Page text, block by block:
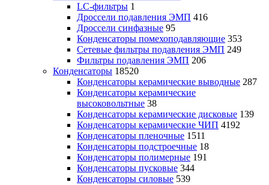
LC-фильтры 1
Дроссели подавления ЭМП 416
Дроссели синфазные 95
Конденсаторы помехоподавляющие 353
Сетевые фильтры подавления ЭМП 249
Фильтры подавления ЭМП 206
Конденсаторы 18520
Конденсаторы керамические выводные 287
Конденсаторы керамические
высоковольтные 38
Конденсаторы керамические дисковые 139
Конденсаторы керамические ЧИП 4192
Конденсаторы пленочные 1511
Конденсаторы подстроечные 18
Конденсаторы полимерные 191
Конденсаторы пусковые 344
Конденсаторы силовые 539